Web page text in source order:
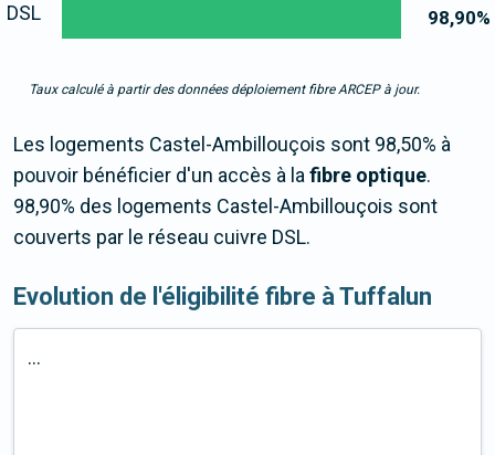
98,90%
DSL
Taux calculé à partir des données déploiement fibre ARCEP à jour.
Les logements Castel-Ambillouçois sont 98,50% à
pouvoir bénéficier d'un accès à lafibre optique.
98,90% des logements Castel-Ambillouçois sont
couverts par le réseau cuivre DSL.
Evolution de l'éligibilité fibre à Tuffalun
...